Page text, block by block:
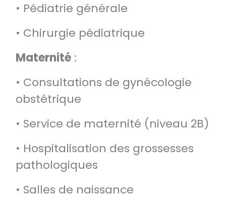
• Pédiatrie générale
• Chirurgie pédiatrique
Maternité :
• Consultations de gynécologie
obstétrique
• Service de maternité (niveau 2B)
• Hospitalisation des grossesses
pathologiques
• Salles de naissance